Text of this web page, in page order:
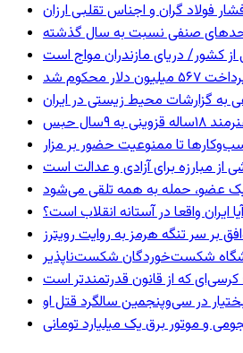
فولاد گران و اجناس تقلبی ارزان
کشور/ دریای مازندران مواج است
محکوم شد
گزارشات محیط زیستی در ایران
۹سال حبس
تا ممنوعیت حضور بر مزار
از مبارزه برای آزادی و عدالت است
یک عضو، حمله به همه تلقی می‌شود
ایران واقعا در آستانه انقلاب است؟
بر سر تنگه هرمز به روایت رویترز
شکست‌خوردگان شکست‌ناپذیر
که از قانون قدرتمندتر است
در سی‌وپنجمین سالگرد قتل او
و موتور برق یک میلیارد تومانی